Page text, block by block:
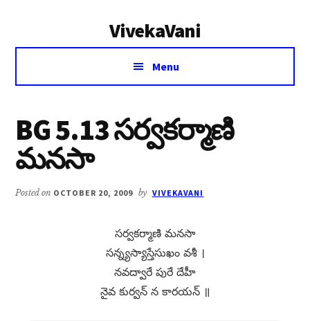
VivekaVani
Voice
Vivekananda
Menu
BG 5.13 సర్వకర్మాణి
మనసా
Posted on OCTOBER 20, 2009 by VIVEKAVANI
సర్వకర్మాణి మనసా
సన్న్యస్యాస్తేసుఖం వశీ ।
నవద్వారే పురే దేహీ
నైవ కుర్వన్​ న కారయన్​ ॥